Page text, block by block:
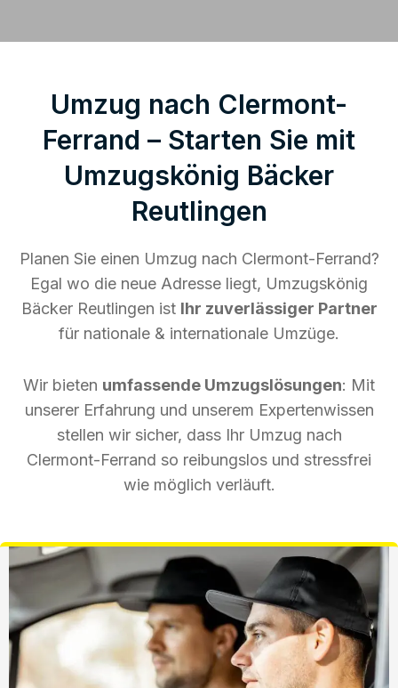
Umzug nach Clermont-
Ferrand – Starten Sie mit
Umzugskönig Bäcker
Reutlingen
Planen Sie einen Umzug nach Clermont-Ferrand?
Egal wo die neue Adresse liegt, Umzugskönig
Bäcker Reutlingen ist Ihr zuverlässiger Partner
für nationale & internationale Umzüge.
Wir bieten umfassende Umzugslösungen: Mit
unserer Erfahrung und unserem Expertenwissen
stellen wir sicher, dass Ihr Umzug nach
Clermont-Ferrand so reibungslos und stressfrei
wie möglich verläuft.